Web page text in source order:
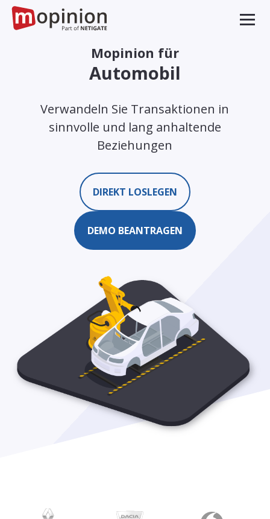
Mopinion für
Automobil
Verwandeln Sie Transaktionen in
sinnvolle und lang anhaltende
Beziehungen
DIREKT LOSLEGEN
DEMO BEANTRAGEN